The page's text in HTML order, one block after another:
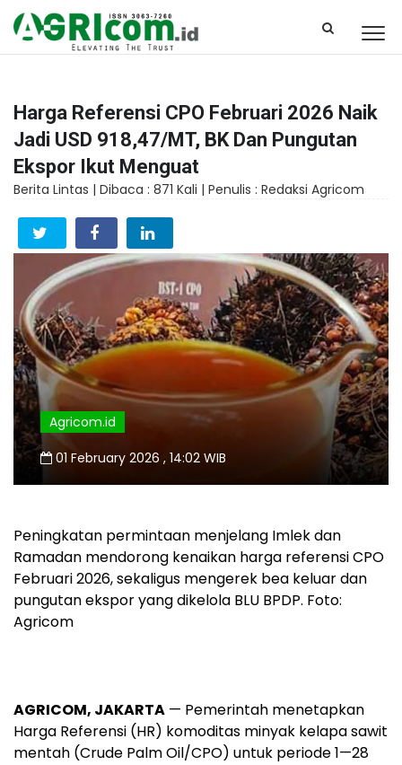
Harga Referensi CPO Februari 2026 Naik
Jadi USD 918,47/MT, BK Dan Pungutan
Ekspor Ikut Menguat
Berita Lintas | Dibaca : 871 Kali | Penulis : Redaksi Agricom
Agricom.id
01 February 2026 , 14:02 WIB
Peningkatan permintaan menjelang Imlek dan
Ramadan mendorong kenaikan harga referensi CPO
Februari 2026, sekaligus mengerek bea keluar dan
pungutan ekspor yang dikelola BLU BPDP. Foto:
Agricom
AGRICOM, JAKARTA — Pemerintah menetapkan
Harga Referensi (HR) komoditas minyak kelapa sawit
mentah (Crude Palm Oil/CPO) untuk periode 1—28